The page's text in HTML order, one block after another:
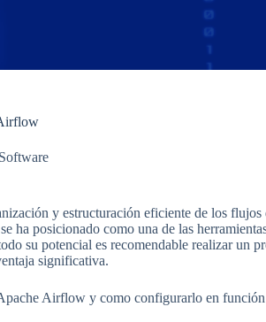
Software
y estructuración eficiente de los flujos
ha posicionado como una de las
su potencial es recomendable realizar un
significativa.
Airflow y como configurarlo en función